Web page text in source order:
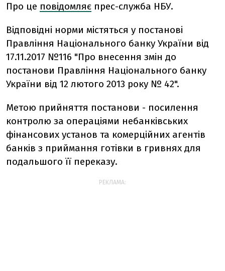
Про це повідомляє прес-служба НБУ.
Відповідні норми містяться у постанові
Правління Національного банку України від
17.11.2017 №116 "Про внесення змін до
постанови Правління Національного банку
України від 12 лютого 2013 року № 42".
Метою прийняття постанови - посилення
контролю за операціями небанківських
фінансових установ та комерційних агентів
банків з приймання готівки в гривнях для
подальшого її переказу.
РЕКЛАМА: